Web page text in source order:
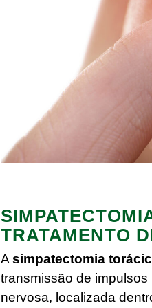
TRATAMENTO
A simpatectomia
transmissão de
nervosa, localizada